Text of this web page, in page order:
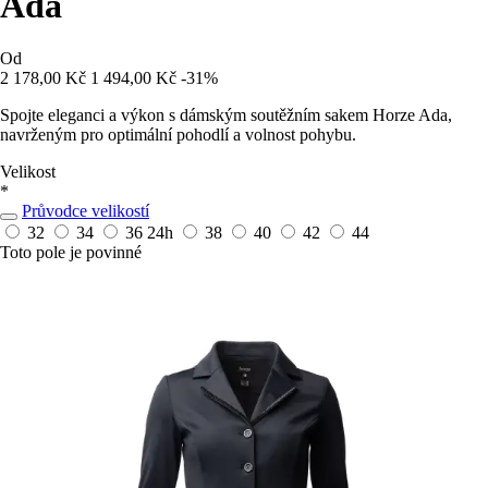
Od
2 178,00 Kč 1 494,00 Kč -31%
Spojte eleganci a výkon s dámským soutěžním sakem Horze Ada,
navrženým pro optimální pohodlí a volnost pohybu.
Velikost
*
Průvodce velikostí
32
34 36 24h 38 40 42
44
Toto pole je povinné